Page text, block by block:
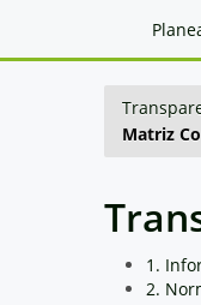
Matriz
1.
2.